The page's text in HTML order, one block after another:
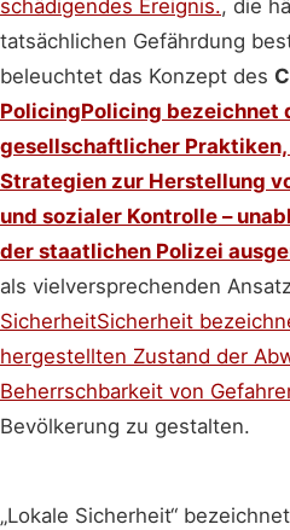
schädigendes Ereignis., die
tatsächlichen Gefährdung
beleuchtet das Konzept des
PolicingPolicing bezeichnet
gesellschaftlicher
Strategien zur Herstellung
und sozialer Kontrolle –
der staatlichen Polizei
als vielversprechenden
SicherheitSicherheit
hergestellten Zustand der
Beherrschbarkeit von
Bevölkerung zu gestalten.
„Lokale Sicherheit“